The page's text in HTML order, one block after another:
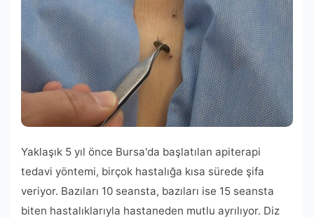
Yaklaşık 5 yıl önce Bursa'da başlatılan apiterapi
tedavi yöntemi, birçok hastalığa kısa sürede şifa
veriyor. Bazıları 10 seansta, bazıları ise 15 seansta
biten hastalıklarıyla hastaneden mutlu ayrılıyor. Diz